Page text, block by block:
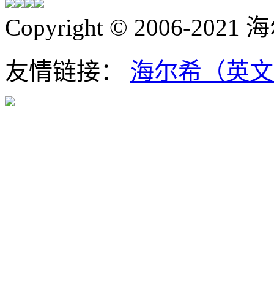
Copyright © 2006-2021
友情链接： 海尔希（英